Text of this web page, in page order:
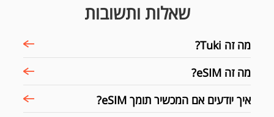
שאלות ותשובות
מה זה Tuki?
מה זה eSIM?
איך יודעים אם המכשיר תומך eSIM?